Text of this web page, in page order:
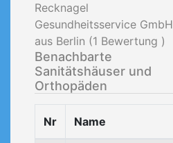
Recknagel
Gesundheitsservice GmbH
aus Berlin (1 Bewertung )
Benachbarte
Sanitätshäuser und
Orthopäden
Nr Name